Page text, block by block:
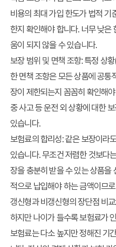
비용의 최대 가입 한도가 법적 기
한지 확인해야 합니다. 너무 낮은
움이 되지 않을 수 있습니다.
보장 범위 및 면책 조항:특정 상황
한 면책 조항은 모든 상품에 공통
장이 제한되는지 꼼꼼히 확인해
중 사고 등 운전 외 상황에 대한
있습니다.
보험료의 합리성:같은 보장이라
있습니다. 무조건 저렴한 것보다
장을 충분히 받을 수 있는 상품을
적으로 납입해야 하는 금액이므
갱신형과 비갱신형의 장단점 비교:
하지만 나이가 들수록 보험료가
보험료는 다소 높지만 정해진 기